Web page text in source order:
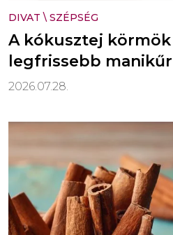
DIVAT \ SZÉPSÉG
A kókusztej körmök
legfrissebb
2026.07.28.